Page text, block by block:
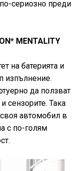
сериозно преди
MENTALITY
на батерията и
изпълнение.
да ползват
сензорите. Така
автомобил в
с по-голям